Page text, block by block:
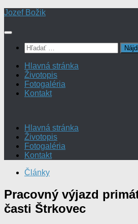
Preskočiť
obsah
Jozef Božik
Hľadať:
Hlavná stránka
Životopis
Fotogaléria
Kontakt
Hlavná stránka
Životopis
Fotogaléria
Kontakt
Články
Pracovný výjazd
časti Štrkovec